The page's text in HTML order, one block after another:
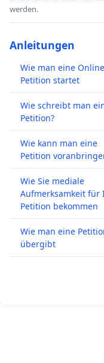
werden.
Anleitungen
Wie man eine
Petition startet
Wie schreibt man
Petition?
Wie kann man eine
Petition
Wie Sie mediale
Aufmerksamkeit für
Petition bekommen
Wie man eine
übergibt